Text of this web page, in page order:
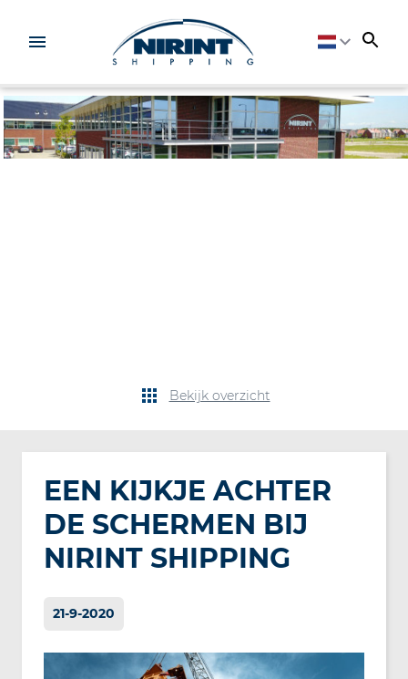
Bekijk overzicht
EEN KIJKJE ACHTER
DE SCHERMEN BIJ
NIRINT SHIPPING
21-9-2020